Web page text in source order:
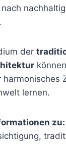
der
harmonisches
lernen.
zu: